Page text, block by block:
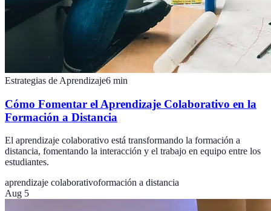
Estrategias de Aprendizaje6 min
Cómo Fomentar el Aprendizaje Colaborativo en la
Formación a Distancia
El aprendizaje colaborativo está transformando la formación a
distancia, fomentando la interacción y el trabajo en equipo entre los
estudiantes.
aprendizaje colaborativoformación a distancia
Aug 5